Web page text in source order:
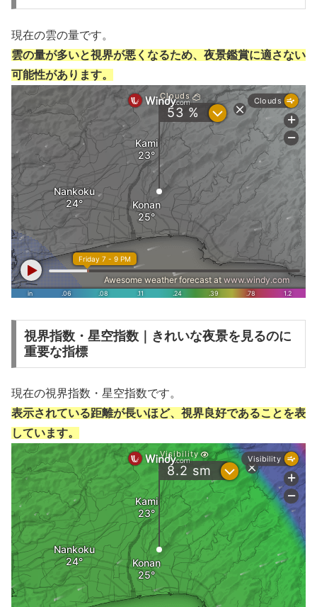
現在の雲の量です。
雲の量が多いと視界が悪くなるため、夜景鑑賞に適さない
可能性があります。
視界指数・星空指数｜きれいな夜景を見るのに
重要な指標
現在の視界指数・星空指数です。
表示されている距離が長いほど、視界良好であることを表
しています。